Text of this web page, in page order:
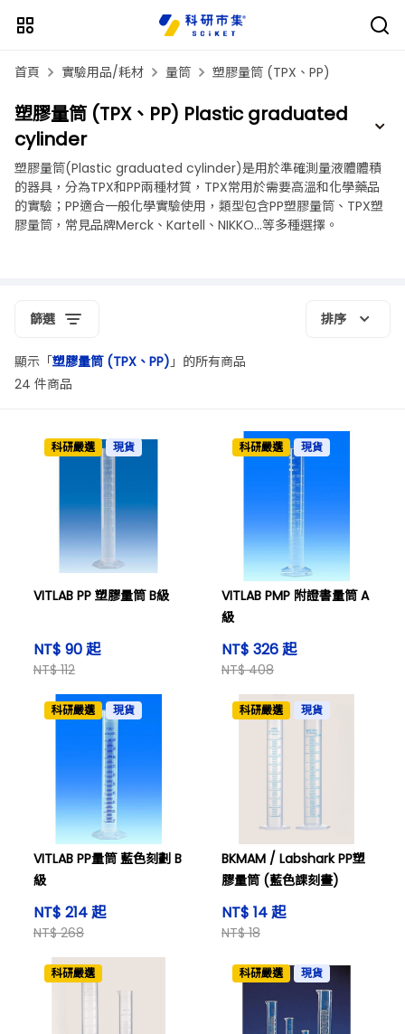
首頁 實驗用品/耗材 量筒 塑膠量筒 (TPX、PP)
塑膠量筒 (TPX、PP) Plastic graduated
cylinder
塑膠量筒(Plastic graduated cylinder)是用於準確測量液體體積
的器具，分為TPX和PP兩種材質，TPX常用於需要高溫和化學藥品
的實驗；PP適合一般化學實驗使用，類型包含PP塑膠量筒、TPX塑
膠量筒，常見品牌Merck、Kartell、NIKKO…等多種選擇。
篩選 排序
顯示「塑膠量筒 (TPX、PP)」的所有商品
24 件商品
科研嚴選 現貨
VITLAB PP 塑膠量筒 B級
NT$ 90 起
NT$ 112
科研嚴選 現貨
VITLAB PMP 附證書量筒 A
級
NT$ 326 起
NT$ 408
科研嚴選 現貨
VITLAB PP量筒 藍色刻劃 B
級
NT$ 214 起
NT$ 268
科研嚴選 現貨
BKMAM / Labshark PP塑
膠量筒 (藍色課刻畫)
NT$ 14 起
NT$ 18
科研嚴選 科研嚴選 現貨